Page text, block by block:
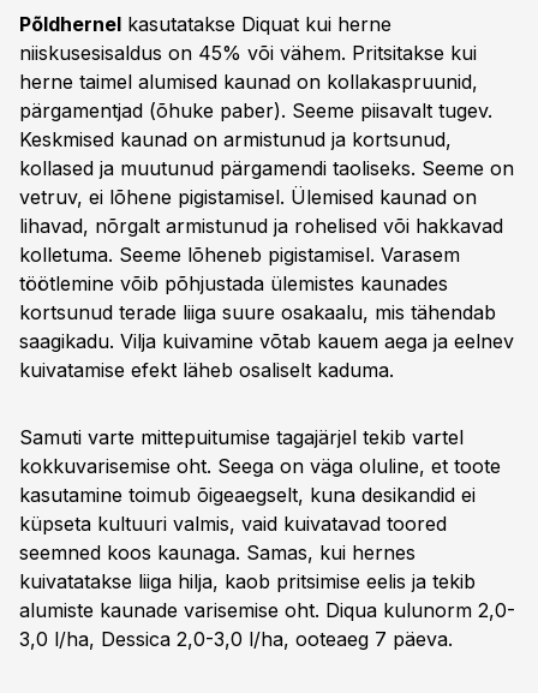
Põldhernel kasutatakse Diquat kui herne
niiskusesisaldus on 45% või vähem. Pritsitakse kui
herne taimel alumised kaunad on kollakaspruunid,
pärgamentjad (õhuke paber). Seeme piisavalt tugev.
Keskmised kaunad on armistunud ja kortsunud,
kollased ja muutunud pärgamendi taoliseks. Seeme on
vetruv, ei lõhene pigistamisel. Ülemised kaunad on
lihavad, nõrgalt armistunud ja rohelised või hakkavad
kolletuma. Seeme lõheneb pigistamisel. Varasem
töötlemine võib põhjustada ülemistes kaunades
kortsunud terade liiga suure osakaalu, mis tähendab
saagikadu. Vilja kuivamine võtab kauem aega ja eelnev
kuivatamise efekt läheb osaliselt kaduma.
Samuti varte mittepuitumise tagajärjel tekib vartel
kokkuvarisemise oht. Seega on väga oluline, et toote
kasutamine toimub õigeaegselt, kuna desikandid ei
küpseta kultuuri valmis, vaid kuivatavad toored
seemned koos kaunaga. Samas, kui hernes
kuivatatakse liiga hilja, kaob pritsimise eelis ja tekib
alumiste kaunade varisemise oht. Diqua kulunorm 2,0-
3,0 l/ha, Dessica 2,0-3,0 l/ha, ooteaeg 7 päeva.